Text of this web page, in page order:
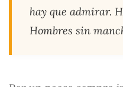
hay que admirar.
Hombres sin